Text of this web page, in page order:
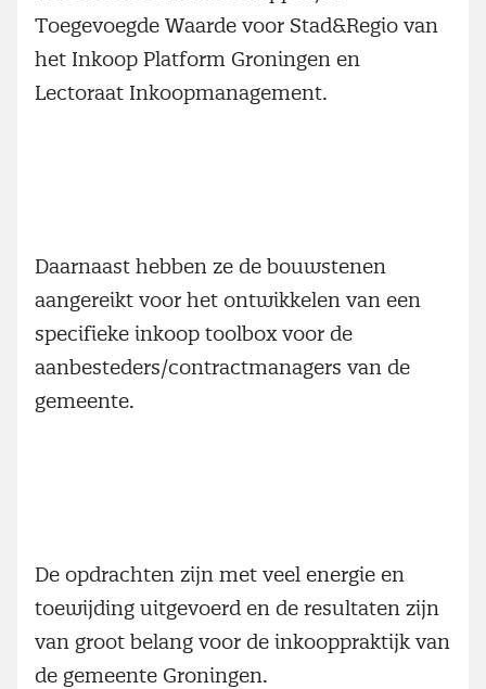
Toegevoegde Waarde voor Stad&Regio van
het Inkoop Platform Groningen en
Lectoraat Inkoopmanagement.
Daarnaast hebben ze de bouwstenen
aangereikt voor het ontwikkelen van een
specifieke inkoop toolbox voor de
aanbesteders/contractmanagers van de
gemeente.
De opdrachten zijn met veel energie en
toewijding uitgevoerd en de resultaten zijn
van groot belang voor de inkooppraktijk van
de gemeente Groningen.